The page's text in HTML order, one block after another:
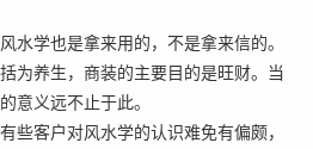
水学也是拿来用的，不是拿来信的。
为养生，商装的主要目的是旺财。当
意义远不止于此。
些客户对风水学的认识难免有偏颇，